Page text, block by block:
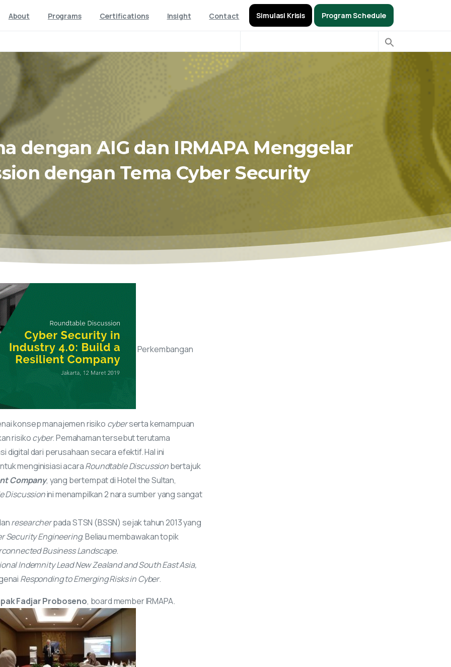
About Programs Certifications Insight Contact Simulasi Krisis Program Schedule
dengan AIG dan IRMAPA Menggelar
dengan Tema Cyber Security
Perkembangan
konsep manajemen risiko cyberserta kemampuan
risikocyber. Pemahaman tersebut terutama
digital dari perusahaan secara efektif. Hal ini
menginisiasi acaraRoundtable Discussionbertajuk
Company, yang bertempat di Hotel the Sultan,
Discussionini menampilkan 2 nara sumber yang sangat
researcherpada STSN (BSSN) sejak tahun 2013 yang
Security Engineering. Beliau membawakan topik
Business Landscape.
Indemnity Lead New Zealand and South East Asia,
Responding to Emerging Risks in Cyber.
Fadjar Proboseno, board member IRMAPA.